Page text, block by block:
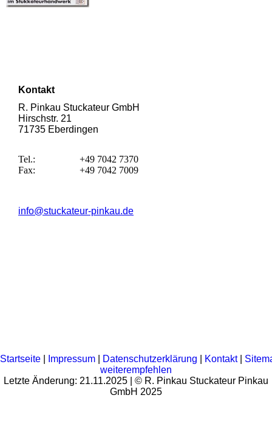
Kontakt
R. Pinkau Stuckateur GmbH
Hirschstr. 21
71735 Eberdingen
Tel.:
Fax:
+49 7042 7370
+49 7042 7009
info@stuckateur-pinkau.de
Startseite Impressum Datenschutzerklärung Kontakt|
weiterempfehlen
Letzte Änderung: 21.11.2025 | © R. Pinkau Stuckateur Pinkau
GmbH 2025